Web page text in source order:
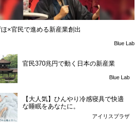
×官民で進める新産業創出
Blue Lab
官民370兆円で動く日本の新産業
Blue Lab
【大人気】ひんやり冷感寝具で快適
な睡眠をあなたに。
アイリスプラザ